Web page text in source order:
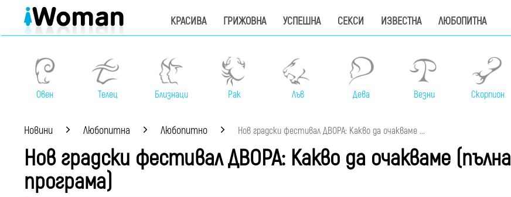
КРАСИВА ГРИЖОВНА УСПЕШНА СЕКСИ ИЗВЕСТНА ЛЮБОПИТНА
Овен Телец Близнаци Рак Лъв Дева Везни Скорпион
Новини Любопитна Любопитно Нов градски фестивал ДВОРА: Какво да очакваме ...
Нов градски фестивал ДВОРА: Какво да очакваме (пълна
програма)